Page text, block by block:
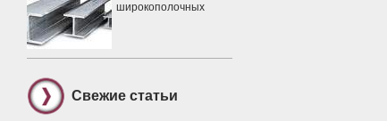
широкополочных
Свежие статьи